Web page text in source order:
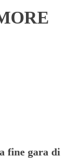
fine gara di